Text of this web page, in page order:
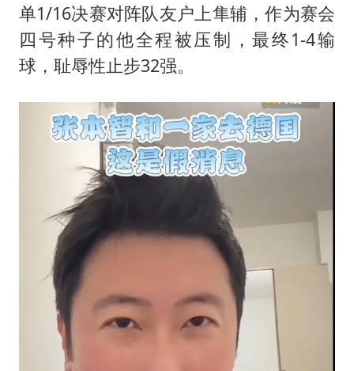
单1/16决赛对阵队友户上隼辅，作为赛会
四号种子的他全程被压制，最终1-4输
球，耻辱性止步32强。